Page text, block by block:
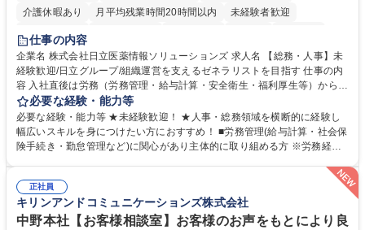
介護休暇あり
月平均残業時間20時間以内
未経験者歓迎
住宅手当あり
育休あり
完全週休2日制 交通費支給 土日祝休み 寮・社宅あり
仕事の内容
企業名 株式会社日立医薬情報ソリューションズ 求人名 【総務・人事】未
経験歓迎/日立グループ/組織運営を支えるゼネラリストを目指す 仕事の内
容 入社直後は労務（労務管理・給与計算・安全衛生・福利厚生等）からお
任せいたします。将来は総務・採用・教育業務へ守備範囲を広げ、組織運
営を支えるゼネラリストをめざせます。 ・初期業務：労働時間管理、給与
計算、社会保険対応、福利厚生管理、安全衛生、健康経営推進等をお任せ
します。ご経験に応じて、休職者管理など、幅広く経験を積んでいただき
★メンバーがマンツーマンで丁寧に教えるため、ご経験が浅くても安心！
幅広く経験を積みたい意欲がある方に最適な環境です。 募集職種 【総
務・人事】未経験歓迎/日立グループ/組織運営を支えるゼネラリストを目
指す
必要な経験・能力等
必要な経験・能力等 ★未経験歓迎！ ★人事・総務領域を横断的に経験し
幅広いスキルを身につけたい方におすすめ！ ■労務管理(給与計算・社会保
険手続き・勤怠管理など)に関心があり主体的に取り組める方 ※労務経験
マネジメント職として活躍したい 【尚可】■人事、労務、採用、教育業務
のご経験 ■労務管理（給与計算・社会保険手続き・勤怠管理など）の経験
■衛生管理者の資格をお持ちの方 学歴・資格 学歴：大学院 大学 高専 短大
専修学校 高校 語学力： 資格：
正社員
キリンアンドコミュニケーションズ株式会社
中野本社【お客様相談室】お客様のお声をもとにより良